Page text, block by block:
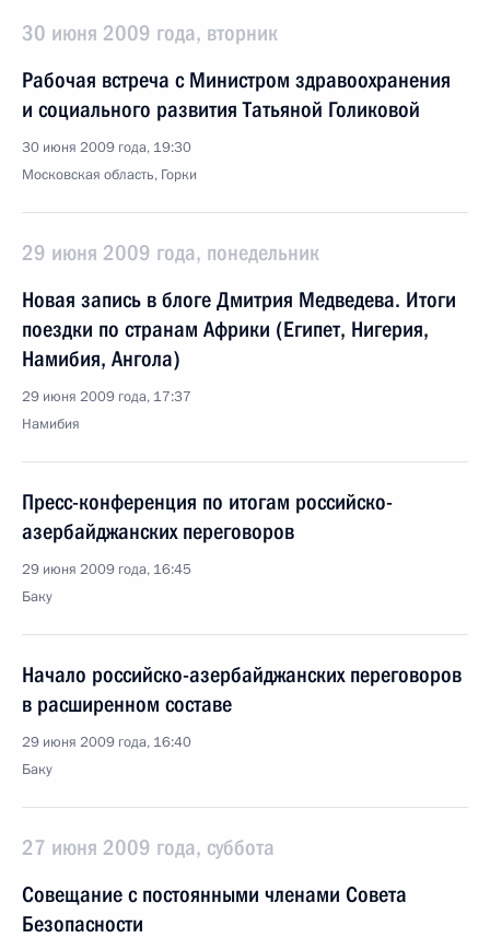
30 июня 2009 года, вторник
Рабочая встреча с Министром здравоохранения
и социального развития Татьяной Голиковой
30 июня 2009 года, 19:30
Московская область, Горки
29 июня 2009 года, понедельник
Новая запись в блоге Дмитрия Медведева. Итоги
поездки по странам Африки (Египет, Нигерия,
Намибия, Ангола)
29 июня 2009 года, 17:37
Намибия
Пресс-конференция по итогам российско-
азербайджанских переговоров
29 июня 2009 года, 16:45
Баку
Начало российско-азербайджанских переговоров
в расширенном составе
29 июня 2009 года, 16:40
Баку
27 июня 2009 года, суббота
Совещание с постоянными членами Совета
Безопасности